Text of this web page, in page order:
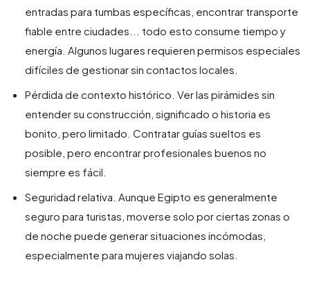
entradas para tumbas específicas, encontrar transporte
fiable entre ciudades... todo esto consume tiempo y
energía. Algunos lugares requieren permisos especiales
difíciles de gestionar sin contactos locales.
Pérdida de contexto histórico. Ver las pirámides sin
entender su construcción, significado o historia es
bonito, pero limitado. Contratar guías sueltos es
posible, pero encontrar profesionales buenos no
siempre es fácil.
Seguridad relativa. Aunque Egipto es generalmente
seguro para turistas, moverse solo por ciertas zonas o
de noche puede generar situaciones incómodas,
especialmente para mujeres viajando solas.